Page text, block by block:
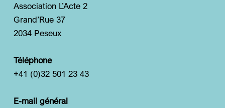
Association L’Acte 2
Grand’Rue 37
2034 Peseux
Téléphone
+41 (0)32 501 23 43
E-mail général